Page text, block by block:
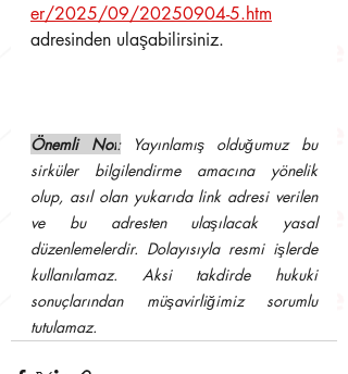
er/2025/09/20250904-5.htm
adresinden ulaşabilirsiniz.
Önemli Not: Yayınlamış olduğumuz bu
sirküler bilgilendirme amacına yönelik
olup, asıl olan yukarıda link adresi verilen
ve bu adresten ulaşılacak yasal
düzenlemelerdir. Dolayısıyla resmi işlerde
kullanılamaz. Aksi takdirde hukuki
sonuçlarından müşavirliğimiz sorumlu
tutulamaz.